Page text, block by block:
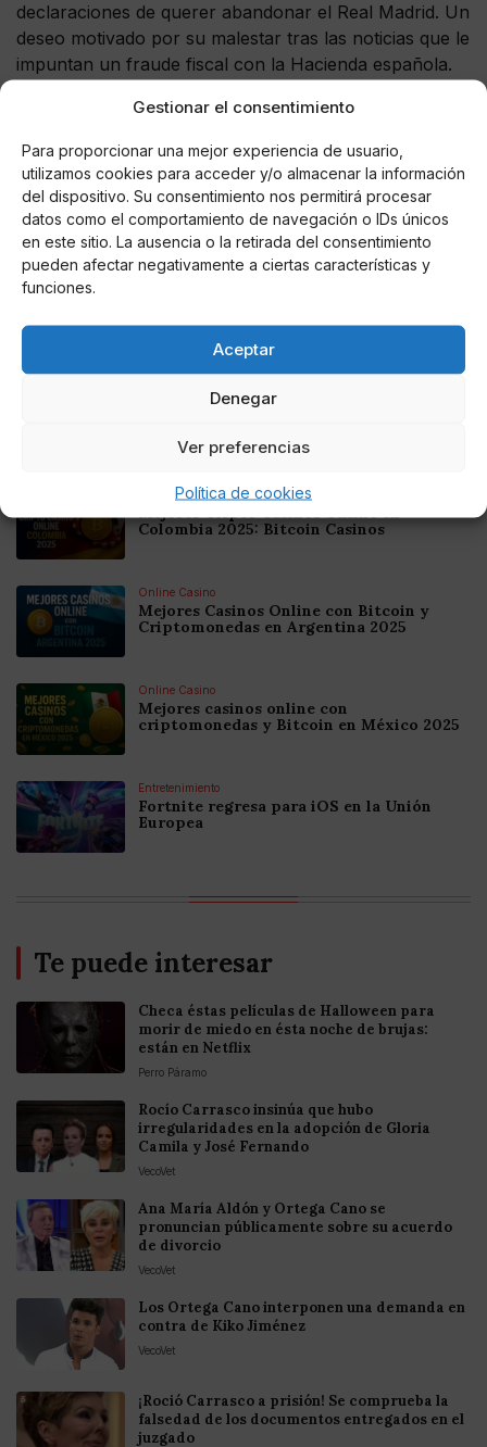
Gestionar el consentimiento
Para proporcionar una mejor experiencia de usuario,
utilizamos cookies para acceder y/o almacenar la información
del dispositivo. Su consentimiento nos permitirá procesar
datos como el comportamiento de navegación o IDs únicos
en este sitio. La ausencia o la retirada del consentimiento
pueden afectar negativamente a ciertas características y
funciones.
Aceptar
Denegar
Ver preferencias
Política de cookies
declaraciones de querer abandonar el Real Madrid. Un
deseo motivado por su malestar tras las noticias que le
impuntan un fraude fiscal con la Hacienda española.
El “culebrón” Cristiano Ronaldo dará mucho juego,
buenas. Lo que procede es felicitar al jugador del
conjunto blanco por su nueva paternidad.
¡Felicidades Cristiano!
AUTOR
@IkonoMultimedia
Noticias relacionadas
Online Casino
Mejores Cripto Casinos Online en
Colombia 2025: Bitcoin Casinos
Online Casino
Mejores Casinos Online con Bitcoin y
Criptomonedas en Argentina 2025
Online Casino
Mejores casinos online con
criptomonedas y Bitcoin en México 2025
Entretenimiento
Fortnite regresa para iOS en la Unión
Europea
Te puede interesar
Checa éstas películas de Halloween para
morir de miedo en ésta noche de brujas:
están en Netflix
Perro Páramo
Rocío Carrasco insinúa que hubo
irregularidades en la adopción de Gloria
Camila y José Fernando
VecoVet
Ana María Aldón y Ortega Cano se
pronuncian públicamente sobre su acuerdo
de divorcio
VecoVet
Los Ortega Cano interponen una demanda en
contra de Kiko Jiménez
VecoVet
¡Roció Carrasco a prisión! Se comprueba la
falsedad de los documentos entregados en el
juzgado